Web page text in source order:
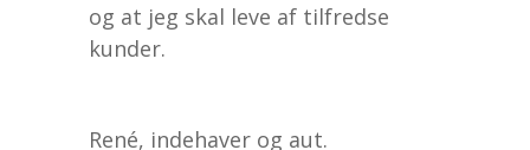
og at jeg skal leve af tilfredse
kunder.
René, indehaver og aut.